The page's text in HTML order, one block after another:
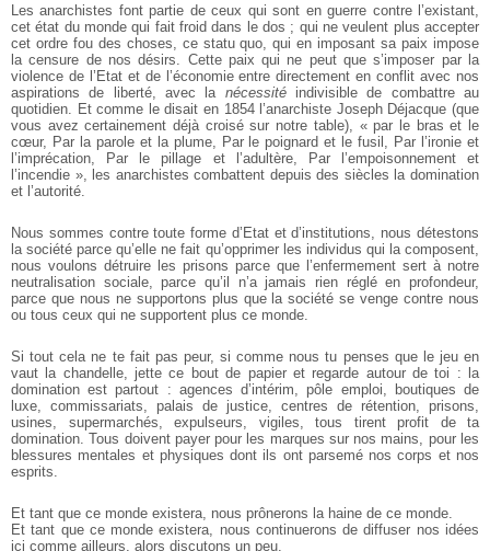
Les anarchistes font partie de ceux qui sont en guerre contre l’existant,
cet état du monde qui fait froid dans le dos ; qui ne veulent plus accepter
cet ordre fou des choses, ce statu quo, qui en imposant sa paix impose
la censure de nos désirs. Cette paix qui ne peut que s’imposer par la
violence de l’Etat et de l’économie entre directement en conflit avec nos
aspirations de liberté, avec la nécessitéindivisible de combattre au
quotidien. Et comme le disait en 1854l’anarchiste Joseph Déjacque (que
vous avez certainement déjà croisé sur notre table), « par le bras et le
cœur, Par laparole et la plume, Par le poignard et le fusil, Par l’ironie et
l’imprécation, Par le pillage et l’adultère, Parl’empoisonnement et
l’incendie », les anarchistes combattent depuis des siècles la domination
et l’autorité.
Nous sommes contre toute forme d’Etat et d’institutions, nous détestons
la société parce qu’elle ne fait qu’opprimer les individus qui la composent,
nous voulons détruire les prisons parce que l’enfermement sert à notre
neutralisation sociale, parce qu’il n’a jamais rien réglé en profondeur,
parce que nous ne supportons plus que la société se venge contre nous
ou tous ceux qui ne supportent plus ce monde.
Si tout cela ne te fait pas peur, si comme nous tu penses que le jeu en
vaut la chandelle, jette ce bout de papier et regarde autour de toi : la
domination est partout : agences d’intérim, pôle emploi, boutiques de
luxe,
commissariats, palais de justice, centres de rétention, prisons,
usines,
supermarchés, expulseurs, vigiles, tous tirent profit de ta
domination. Tous doivent payer pour les marques sur nos mains, pour les
blessures mentales et physiques dont ils ont parsemé nos corps et nos
esprits.
Et tant que ce monde existera, nous prônerons la haine de ce monde.
Et tant que ce monde existera, nous continuerons de diffuser nos idées
ici comme ailleurs, alors discutons un peu.